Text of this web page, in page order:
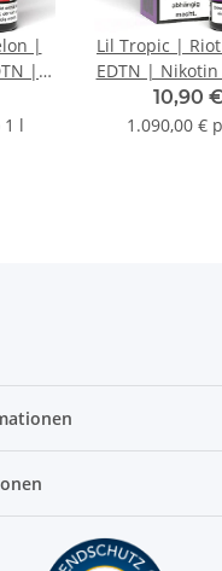
|
|
|
1 l
Lil Tropic | Riot
EDTN | Nikotin
| Liquid |
10,90
1.090,00 €